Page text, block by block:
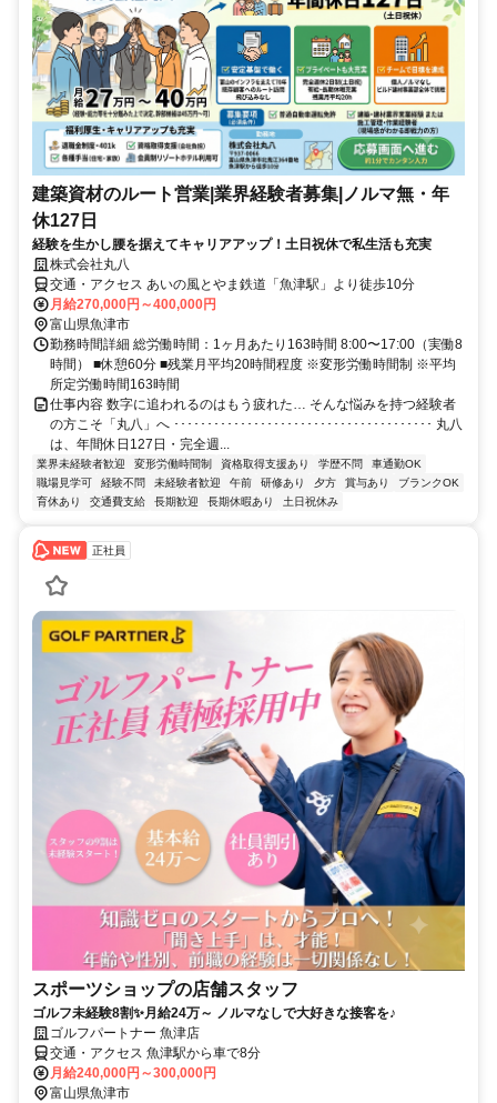
建築資材のルート営業|業界経験者募集|ノルマ無・年
休127日
経験を生かし腰を据えてキャリアアップ！土日祝休で私生活も充実
株式会社丸八
交通・アクセス あいの風とやま鉄道「魚津駅」より徒歩10分
月給270,000円～400,000円
富山県魚津市
勤務時間詳細 総労働時間：1ヶ月あたり163時間 8:00〜17:00（実働8
時間） ■休憩60分 ■残業月平均20時間程度 ※変形労働時間制 ※平均
所定労働時間163時間
仕事内容 数字に追われるのはもう疲れた… そんな悩みを持つ経験者
の方こそ「丸八」へ ･･･････････････････････････････････････ 丸八
は、年間休日127日・完全週...
業界未経験者歓迎 変形労働時間制 資格取得支援あり 学歴不問
車通勤OK
職場見学可
経験不問 未経験者歓迎 午前 研修あり 夕方 賞与あり
ブランクOK
育休あり
交通費支給 長期歓迎 長期休暇あり 土日祝休み
正社員
スポーツショップの店舗スタッフ
ゴルフ未経験8割✨月給24万～ ノルマなしで大好きな接客を♪
ゴルフパートナー 魚津店
交通・アクセス 魚津駅から車で8分
月給240,000円～300,000円
富山県魚津市